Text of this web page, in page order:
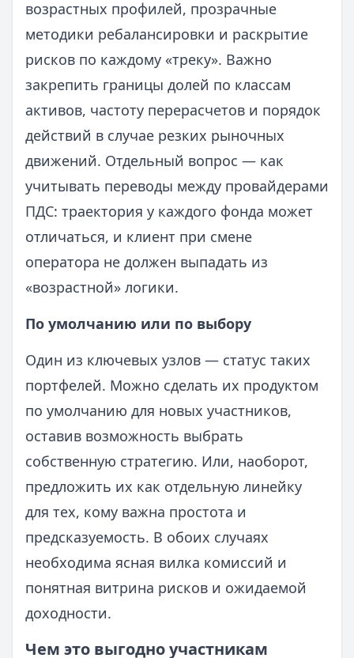
возрастных профилей, прозрачные
методики ребалансировки и раскрытие
рисков по каждому «треку». Важно
закрепить границы долей по классам
активов, частоту перерасчетов и порядок
действий в случае резких рыночных
движений. Отдельный вопрос — как
учитывать переводы между провайдерами
ПДС: траектория у каждого фонда может
отличаться, и клиент при смене
оператора не должен выпадать из
«возрастной» логики.
По умолчанию или по выбору
Один из ключевых узлов — статус таких
портфелей. Можно сделать их продуктом
по умолчанию для новых участников,
оставив возможность выбрать
собственную стратегию. Или, наоборот,
предложить их как отдельную линейку
для тех, кому важна простота и
предсказуемость. В обоих случаях
необходима ясная вилка комиссий и
понятная витрина рисков и ожидаемой
доходности.
Чем это выгодно участникам